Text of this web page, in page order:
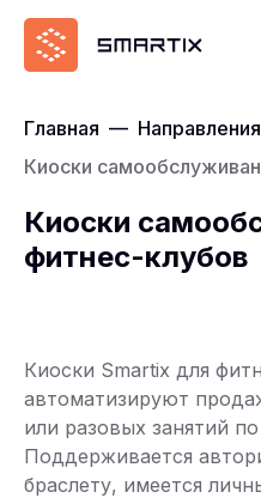
Главная — Направления
Киоски
Киоски
фитнес-клубов
Киоски Smartix для
автоматизируют
или разовых занятий
Поддерживается
браслету, имеется